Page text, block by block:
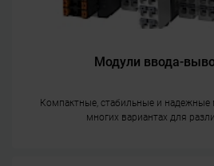
Модули ввода-
Компактные, стабильные и
многих вариантах для